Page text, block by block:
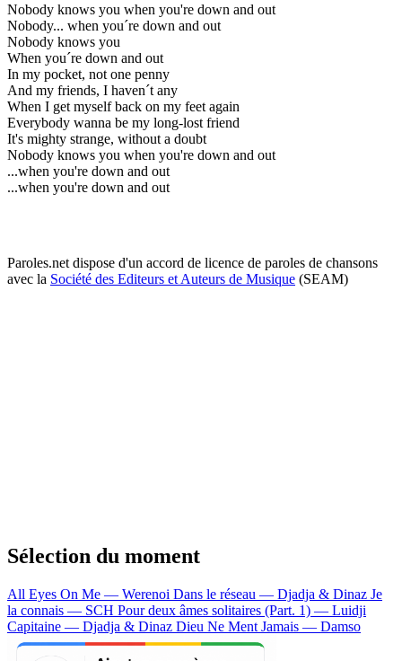
Nobody knows you when you're down and out
Nobody... when you´re down and out
Nobody knows you
When you´re down and out
In my pocket, not one penny
And my friends, I haven´t any
When I get myself back on my feet again
Everybody wanna be my long-lost friend
It's mighty strange, without a doubt
Nobody knows you when you're down and out
...when you're down and out
...when you're down and out
Paroles.net dispose d'un accord de licence de paroles de chansons
avec la Société des Editeurs et Auteurs de Musique (SEAM)
Sélection du moment
All Eyes On Me — Werenoi Dans le réseau — Djadja & Dinaz Je
la connais — SCH Pour deux âmes solitaires (Part. 1) — Luidji
Capitaine — Djadja & Dinaz Dieu Ne Ment Jamais — Damso